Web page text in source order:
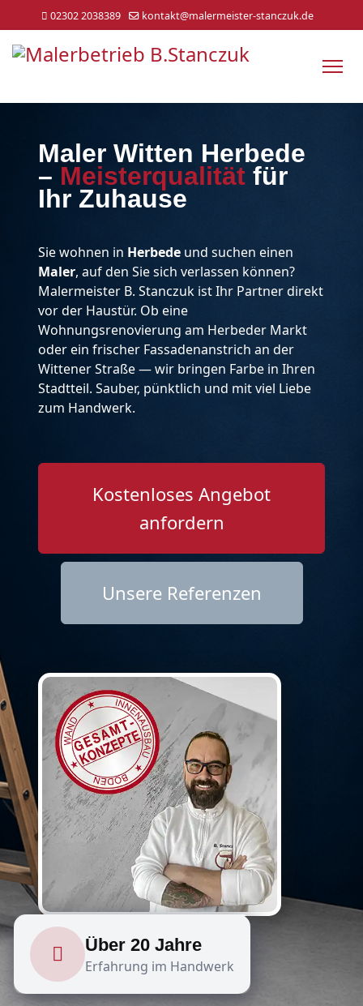
02302 2038389 kontakt@malermeister-stanczuk.de
Maler Witten Herbede
– Meisterqualität für
Ihr Zuhause
Sie wohnen in Herbede und suchen einen
Maler, auf den Sie sich verlassen können?
Malermeister B. Stanczuk ist Ihr Partner direkt
vor der Haustür. Ob eine
Wohnungsrenovierung am Herbeder Markt
oder ein frischer Fassadenanstrich an der
Wittener Straße — wir bringen Farbe in Ihren
Stadtteil. Sauber, pünktlich und mit viel Liebe
zum Handwerk.
Kostenloses Angebot
anfordern
Unsere Referenzen
Über 20 Jahre
Erfahrung im Handwerk